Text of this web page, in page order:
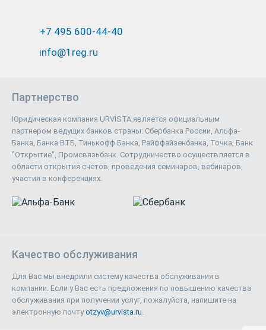
+7 495 600-44-40
info@1reg.ru
Партнерство
Юридическая компания URVISTA является официальным
партнером ведущих банков страны: Сбербанка России, Альфа-
Банка, Банка ВТБ, Тинькофф Банка, Райффайзенбанка, Точка, Банк
"Открытие", Промсвязьбанк. Сотрудничество осуществляется в
области открытия счетов, проведения семинаров, вебинаров,
участия в конференциях.
Качество обслуживания
Для Вас мы внедрили систему качества обслуживания в
компании. Если у Вас есть предложения по повышению качества
обслуживания при получении услуг, пожалуйста, напишите на
электронную почтуotzyv@urvista.ru.